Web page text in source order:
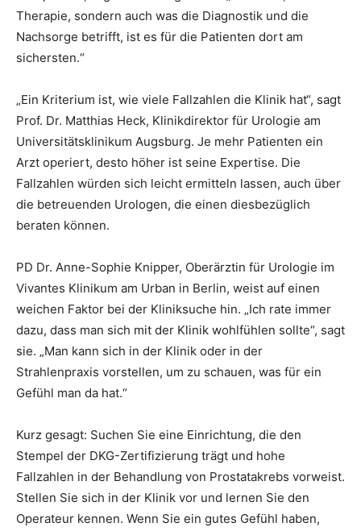
Therapie, sondern auch was die Diagnostik und die
Nachsorge betrifft, ist es für die Patienten dort am
sichersten.“
„Ein Kriterium ist, wie viele Fallzahlen die Klinik hat“, sagt
Prof. Dr. Matthias Heck, Klinikdirektor für Urologie am
Universitätsklinikum Augsburg. Je mehr Patienten ein
Arzt operiert, desto höher ist seine Expertise. Die
Fallzahlen würden sich leicht ermitteln lassen, auch über
die betreuenden Urologen, die einen diesbezüglich
beraten können.
PD Dr. Anne-Sophie Knipper, Oberärztin für Urologie im
Vivantes Klinikum am Urban in Berlin, weist auf einen
weichen Faktor bei der Kliniksuche hin. „Ich rate immer
dazu, dass man sich mit der Klinik wohlfühlen sollte“, sagt
sie. „Man kann sich in der Klinik oder in der
Strahlenpraxis vorstellen, um zu schauen, was für ein
Gefühl man da hat.“
Kurz gesagt: Suchen Sie eine Einrichtung, die den
Stempel der DKG-Zertifizierung trägt und hohe
Fallzahlen in der Behandlung von Prostatakrebs vorweist.
Stellen Sie sich in der Klinik vor und lernen Sie den
Operateur kennen. Wenn Sie ein gutes Gefühl haben,